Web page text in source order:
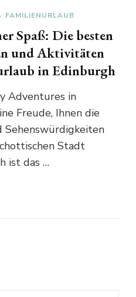
FAMILIENURLAUB
Spaß: Die besten
und Aktivitäten
in Edinburgh
Adventures in
Freude, Ihnen die
Stadt
ist das …